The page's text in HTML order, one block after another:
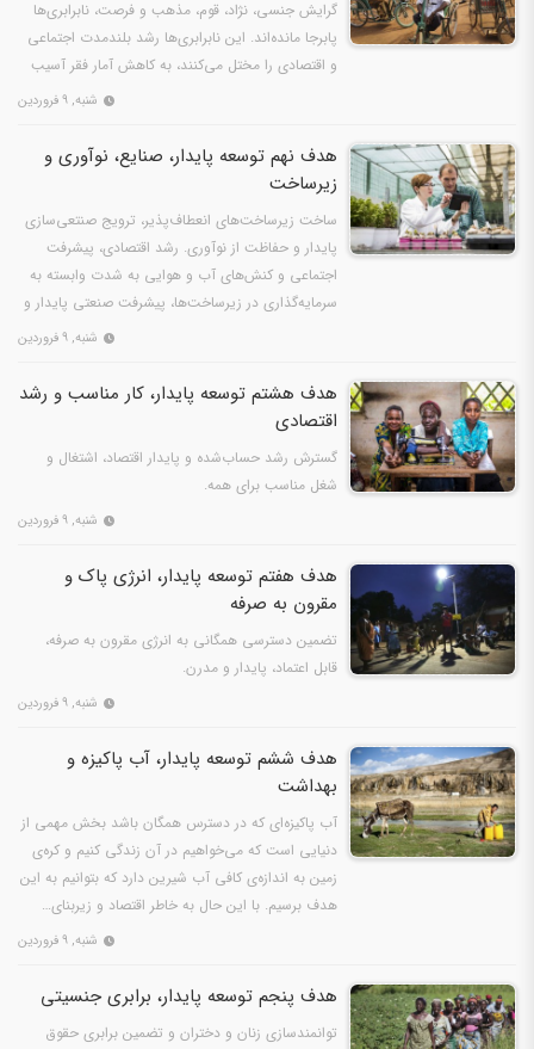
گرایش جنسی، نژاد، قوم، مذهب و فرصت، نابرابری‌ها
پابرجا مانده‌اند. این نابرابری‌ها رشد بلندمدت اجتماعی
و اقتصادی را مختل می‌کنند، به کاهش آمار فقر آسیب
شنبه, ۹ فروردین
هدف نهم توسعه پایدار، صنایع، نوآوری و
زیرساخت
ساخت زیرساخت‌های انعطاف‌پذیر، ترویج صنتعی‌سازی
پایدار و حفاظت از نوآوری. رشد اقتصادی، پیشرفت
اجتماعی و کنش‌های آب و هوایی به شدت وابسته به
سرمایه‌گذاری در زیرساخت‌ها، پیشرفت صنعتی پایدار و
شنبه, ۹ فروردین
هدف هشتم توسعه پایدار، کار مناسب و رشد
اقتصادی
گسترش رشد حساب‌شده و پایدار اقتصاد، اشتغال و
شغل مناسب برای همه.
شنبه, ۹ فروردین
هدف هفتم توسعه پایدار، انرژی پاک و
مقرون به صرفه
تضمین دسترسی همگانی به انرژی مقرون به صرفه،
قابل اعتماد، پایدار و مدرن.
شنبه, ۹ فروردین
هدف ششم توسعه پایدار، آب پاکیزه و
بهداشت
آب پاکیزه‌ای که در دسترس همگان باشد بخش مهمی از
دنیایی است که می‌خواهیم در آن زندگی کنیم و کره‌ی
زمین به اندازه‌ی کافی آب شیرین دارد که بتوانیم به این
هدف برسیم. با این حال به خاطر اقتصاد و زیربنای…
شنبه, ۹ فروردین
هدف پنجم توسعه پایدار، برابری جنسیتی
توانمندسازی زنان و دختران و تضمین برابری حقوق